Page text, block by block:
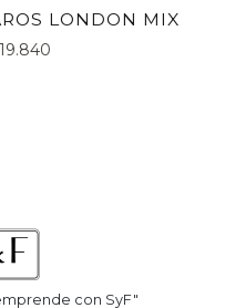
LONDON MIX
con SyF"